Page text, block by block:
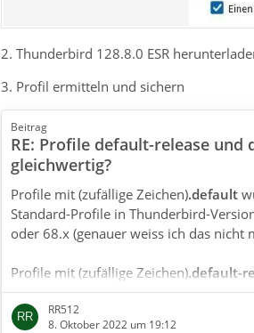
2. Thunderbird 128.8.0 ESR
3. Profil ermitteln und sichern
Beitrag
RE: Profile default-release und
gleichwertig?
Profile mit (zufällige Zeichen).default
Standard-Profile in Thunderbird-
oder 68.x (genauer weiss ich das nicht
Profile mit (zufällige Zeichen).default-
als Standard-Profile in Thunderbird-
oder 78.x (genauer weiss ich das nicht
RR512
8. Oktober 2022 um 19:12